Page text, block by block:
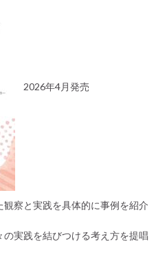
2026年4月発売
察と実践を具体的に事例を紹介
実践を結びつける考え方を提唱